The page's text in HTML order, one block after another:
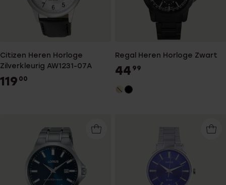
Citizen Heren Horloge
Zilverkleurig AW1231-07A
119 00
Regal Heren Horloge Zwart
44 99